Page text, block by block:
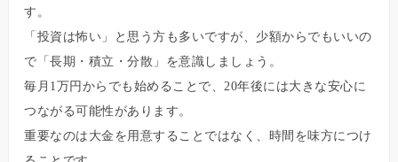
す。
「投資は怖い」と思う方も多いですが、少額からでもいいの
で「長期・積立・分散」を意識しましょう。
毎月1万円からでも始めることで、20年後には大きな安心に
つながる可能性があります。
重要なのは大金を用意することではなく、時間を味方につけ